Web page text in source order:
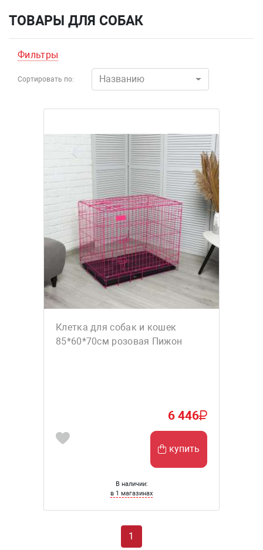
ТОВАРЫ ДЛЯ СОБАК
Фильтры
Сортировать по: Названию
Клетка для собак и кошек
85*60*70см розовая Пижон
6 446
купить
В наличии:
в 1 магазинах
1